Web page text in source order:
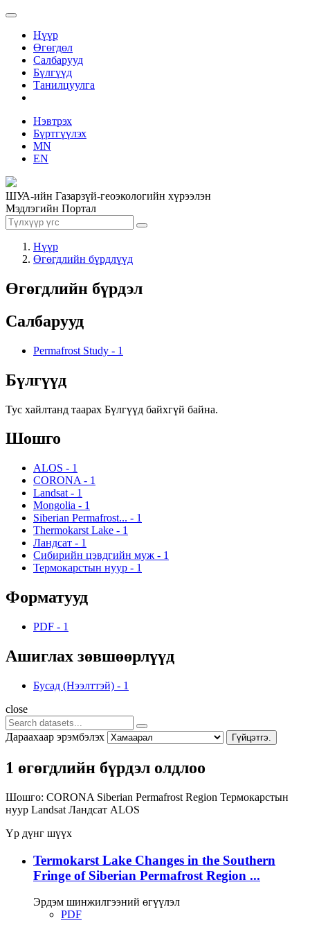
Нүүр
Өгөгдөл
Салбарууд
Бүлгүүд
Танилцуулга
Нэвтрэх
Бүртгүүлэх
MN
EN
ШУА-ийн Газарзүй-геоэкологийн хүрээлэн
Мэдлэгийн Портал
Нүүр
Өгөгдлийн бүрдлүүд
Өгөгдлийн бүрдэл
Салбарууд
Permafrost Study - 1
Бүлгүүд
Тус хайлтанд таарах Бүлгүүд байхгүй байна.
Шошго
ALOS - 1
CORONA - 1
Landsat - 1
Mongolia - 1
Siberian Permafrost... - 1
Thermokarst Lake - 1
Ландсат - 1
Сибирийн цэвдгийн муж - 1
Термокарстын нуур - 1
Форматууд
PDF - 1
Ашиглах зөвшөөрлүүд
Бусад (Нээлттэй) - 1
close
Дараахаар эрэмбэлэх Гүйцэтгэ.
1 өгөгдлийн бүрдэл олдлоо
Шошго: CORONA Siberian Permafrost Region Термокарстын
нуур Landsat Ландсат ALOS
Үр дүнг шүүх
Termokarst Lake Changes in the Southern
Fringe of Siberian Permafrost Region ...
Эрдэм шинжилгээний өгүүлэл
PDF